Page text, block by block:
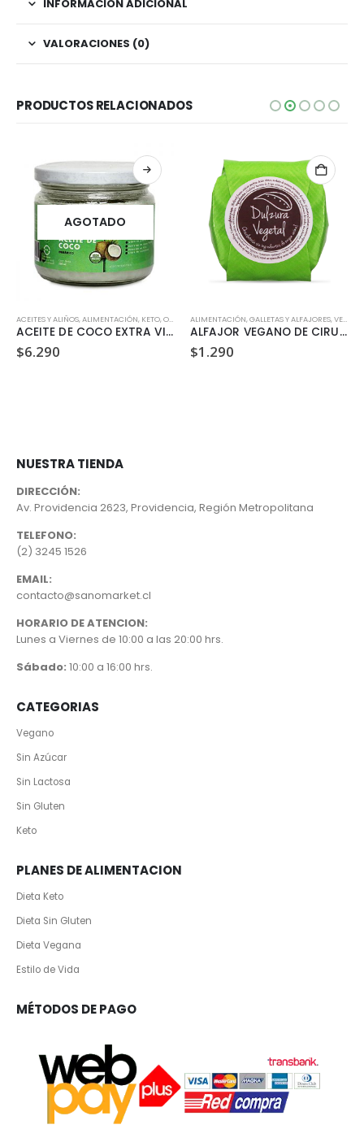
INFORMACIÓN ADICIONAL
VALORACIONES (0)
PRODUCTOS RELACIONADOS
AGOTADO
ACEITES Y ALIÑOS,ALIMENTACIÓN, KETO,ORGÁNICO
ACEITE DE COCO EXTRA VIRGEN ORGANICO BROTA 250ML
$6.290
ALIMENTACIÓN,GALLETAS Y ALFAJORES,VEGANO
ALFAJOR VEGANO DE CIRUELA DULZURA VEGETAL 35GR
$1.290
NUESTRA TIENDA
DIRECCIÓN:
Av. Providencia 2623, Providencia, Región Metropolitana
TELEFONO:
(2) 3245 1526
EMAIL:
contacto@sanomarket.cl
HORARIO DE ATENCION:
Lunes a Viernes de 10:00 a las 20:00 hrs.
Sábado: 10:00 a 16:00 hrs.
CATEGORIAS
Vegano
Sin Azúcar
Sin Lactosa
Sin Gluten
Keto
PLANES DE ALIMENTACION
Dieta Keto
Dieta Sin Gluten
Dieta Vegana
Estilo de Vida
MÉTODOS DE PAGO